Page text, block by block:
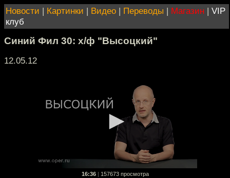
Новости | Картинки | Видео | Переводы | Магазин | VIP
клуб
Синий Фил 30: х/ф "Высоцкий"
12.05.12
16:36 157673 просмотра